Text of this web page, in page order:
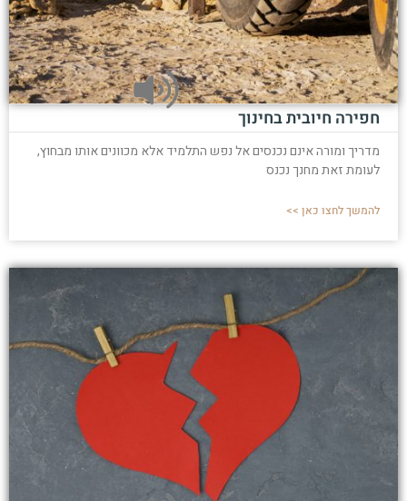
חפירה חיובית בחינוך
מדריך ומורה אינם נכנסים אל נפש התלמיד אלא מכוונים אותו מבחוץ,
לעומת זאת מחנך נכנס
להמשך לחצו כאן >>